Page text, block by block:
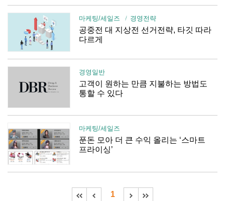
마케팅/세일즈 경영전략
공중전 대 지상전 선거전략, 타깃 따라
다르게
경영일반
고객이 원하는 만큼 지불하는 방법도
통할 수 있다
마케팅/세일즈
푼돈 모아 더 큰 수익 올리는 ‘스마트
프라이싱’
1